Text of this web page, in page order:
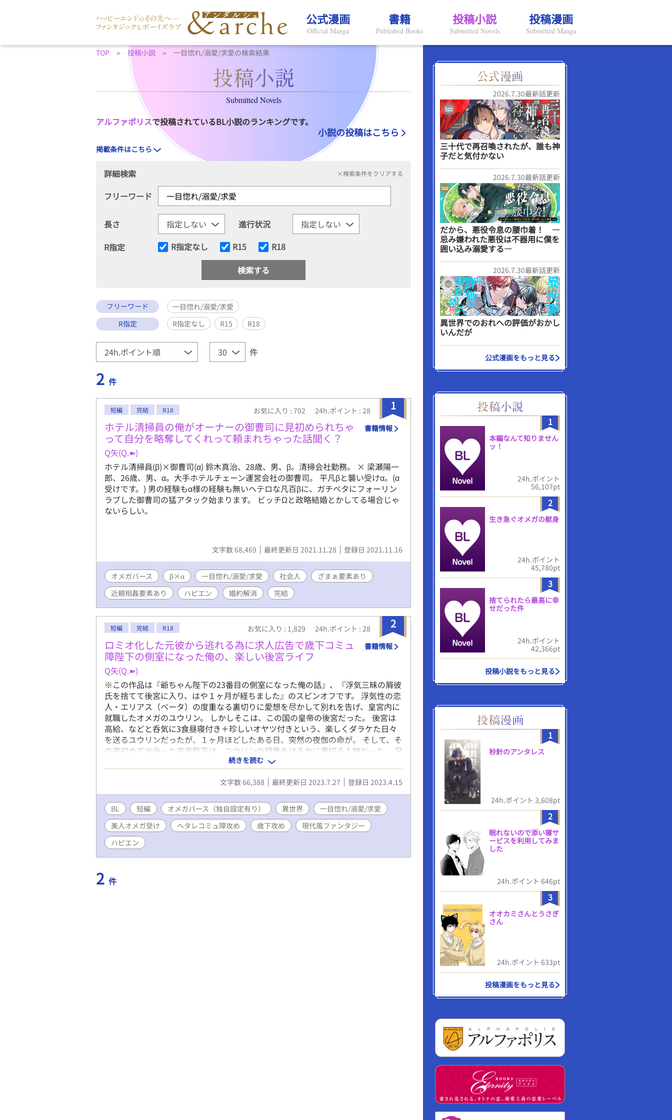
公式漫画
Official Manga
書籍
Published Books
投稿小説
Submitted Novels
投稿漫画
Submitted Manga
TOP 投稿小説 一目惚れ/溺愛/求愛の検索結果
Submitted Novels
アルファポリスで投稿されているBL小説のランキングです。
小説の投稿はこちら
掲載条件はこちら
詳細検索 ×検索条件をクリアする
フリーワード
長さ
進行状況
R指定
R指定なし R15 R18
フリーワード
一目惚れ/溺愛/求愛
R指定
R指定なし R15 R18
件
2 件
1
短編 完結 R18 お気に入り : 702 24h.ポイント : 28
ホテル清掃員の俺がオーナーの御曹司に見初められちゃ
って自分を略奪してくれって頼まれちゃった話聞く？
Q矢(Q.➽)
書籍情報
ホテル清掃員(β)×御曹司(α) 鈴木真治、28歳、男、β。清掃会社勤務。 × 梁瀬陽一
郎、26歳、男、α。大手ホテルチェーン運営会社の御曹司。 平凡βと襲い受けα。(α
受けです。) 男の経験もα様の経験も無いヘテロな凡百βに、ガチベタにフォーリン
ラブした御曹司の猛アタック始まります。 ビッチΩと政略結婚とかしてる場合じゃ
ないらしい。
文字数 68,469 最終更新日 2021.11.28 登録日 2021.11.16
オメガバース β×α 一目惚れ/溺愛/求愛 社会人
ざまぁ要素あり
近親相姦要素あり
ハピエン 婚約解消 完結
2
短編 完結 R18 お気に入り : 1,829 24h.ポイント : 28
ロミオ化した元彼から逃れる為に求人広告で歳下コミュ
障陛下の側室になった俺の、楽しい後宮ライフ
Q矢(Q.➽)
書籍情報
※この作品は『爺ちゃん陛下の23番目の側室になった俺の話』、『浮気三昧の屑彼
氏を捨てて後宮に入り、はや１ヶ月が経ちました』のスピンオフです。 浮気性の恋
人・エリアス（ベータ）の度重なる裏切りに愛想を尽かして別れを告げ、皇宮内に
就職したオメガのユウリン。 しかしそこは、この国の皇帝の後宮だった。 後宮は
高給、などと呑気に3食昼寝付き＋珍しいオヤツ付きという、楽しくダラケた日々
を送るユウリンだったが、１ヶ月ほどしたある日、突然の夜伽の命が。 そして、そ
の夜初めて出会った皇帝陛下は、ユウリンの想像をはるかに裏切る人物だった。 兄
さん女房的美人オメガ（♂）と、歳下ヘタレ陛下のイチャラブ後宮ライフが始...ま
ります。 ◆ユウリン（夕凛）・男性オメガ 20歳 長めの黒髪 金茶の瞳 東洋系の美形
容姿は結構いい線いってる自覚あり ラクして儲けたい・超面食い ◆隆慶 アルファ
和皇国135代皇帝 黒髪、青眼の隠れ超美形 ぴっちぴちの18歳 コミュ障まっしぐ
ら・すだれのような前髪で 顔を隠すヘタレ 書類で上がってきたユウリンの顔画像
がど真ん中でフォーリンラブ。だがヘタレゆえ、１ヶ月モジモジしていた ◆エリア
ス ・ユウリンの元彼・ベータ 22歳 赤っぽい金髪に緑の瞳 典型的イケメン 女好き
ユウリンに愛想を尽かされ捨てられ絶賛ストーカーロミオ中 ◆ミツクニ 隆慶の幼
馴染みで元彼・ベータ 18歳 侯爵家の三男で明るく社交的な性格だが隆慶の独占欲
により封印されて病み病み 体の関係に持ち込まれかけて拒否＆国外逃亡 ※異世界
『爺ちゃん』よりも後の年代です。 ※本作品は他サイト様にも掲載しています。
続きを読む
文字数 66,388 最終更新日 2023.7.27 登録日 2023.4.15
BL 短編 オメガバース（独自設定有り） 異世界
一目惚れ/溺愛/求愛
美人オメガ受け
ヘタレコミュ障攻め 歳下攻め
現代風ファンタジー
ハピエン
2 件
2026.7.30最新話更新
三十代で再召喚されたが、誰も神
子だと気付かない
2026.7.30最新話更新
だから、悪役令息の腰巾着！ ―
忌み嫌われた悪役は不器用に僕を
囲い込み溺愛する―
2026.7.30最新話更新
異世界でのおれへの評価がおかし
いんだが
公式漫画をもっと見る
1
本編なんて知りません
ッ！
24h.ポイント
56,107pt
2
生き急ぐオメガの献身
24h.ポイント
45,780pt
3
捨てられたら最高に幸
せだった件
24h.ポイント
42,366pt
投稿小説をもっと見る
1
秒針のアンタレス
24h.ポイント 3,608pt
2
眠れないので添い寝サ
ービスを利用してみま
した
24h.ポイント 646pt
3
オオカミさんとうさぎ
さん
24h.ポイント 633pt
投稿漫画をもっと見る